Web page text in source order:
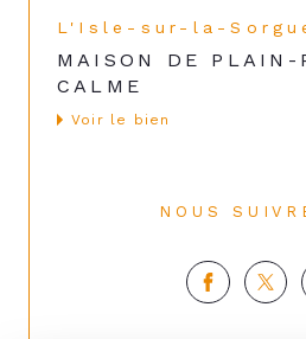
L'Isle-sur-la-
MAISON DE PLAIN-
CALME
voir le bien
NOUS